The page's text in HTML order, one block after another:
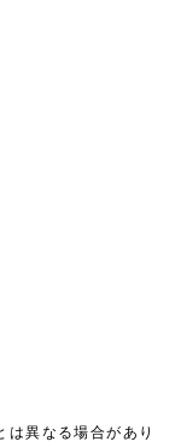
異なる場合があり